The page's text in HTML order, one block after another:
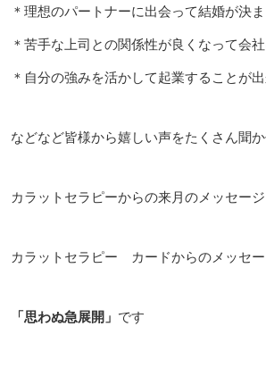
＊理想のパートナーに出会って結婚が決
＊苦手な上司との関係性が良くなって会
＊自分の強みを活かして起業することが
などなど皆様から嬉しい声をたくさん聞
カラットセラピーからの来月のメッセージ
カラットセラピー カードからのメッセ
「思わぬ急展開」 です